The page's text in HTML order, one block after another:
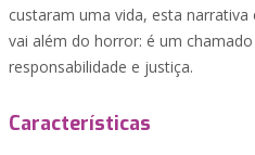
custaram uma vida, esta narrativa
vai além do horror: é um
responsabilidade e justiça.
Características